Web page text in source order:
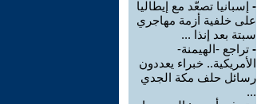
- إسبانيا تصعّد مع إيطاليا
على خلفية أزمة مهاجري
سبتة بعد إنذا ...
- تراجع -الهيمنة-
الأمريكية.. خبراء يعددون
رسائل حلف مكة الجدي
...